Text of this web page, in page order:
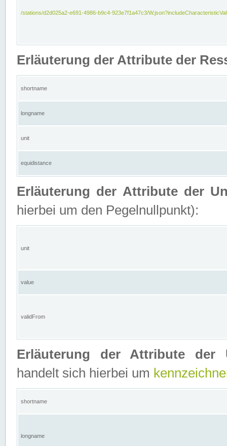
/stations/d2d025a2-e691-4986-b9c4-923e7f1a47c3/
Erläuterung der Attribute der
shortname
longname
unit
equidistance
Erläuterung der Attribute der
hierbei um den Pegelnullpunkt):
unit
value
validFrom
Erläuterung der Attribute der
handelt sich hierbei um
shortname
longname